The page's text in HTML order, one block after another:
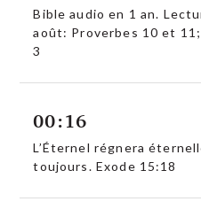
Bible audio en 1 an.
août: Proverbes 10 et
3
00:16
L’Éternel régnera
toujours. Exode 15:18